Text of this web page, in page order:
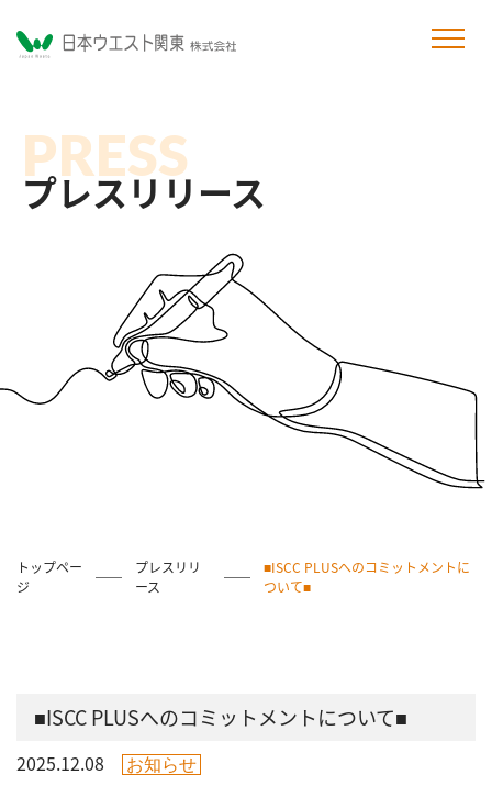
プレスリリース
PRESS
トップペー
ジ
プレスリリ
ース
■ISCC PLUSへのコミットメントに
ついて■
■ISCC PLUSへのコミットメントについて■
2025.12.08 お知らせ